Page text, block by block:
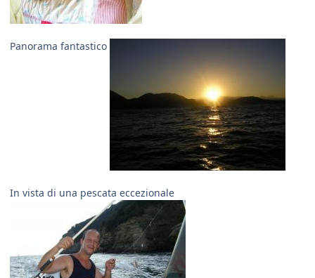
Panorama fantastico
In vista di una pescata eccezionale